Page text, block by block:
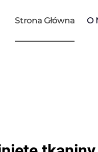
Strona Główna O